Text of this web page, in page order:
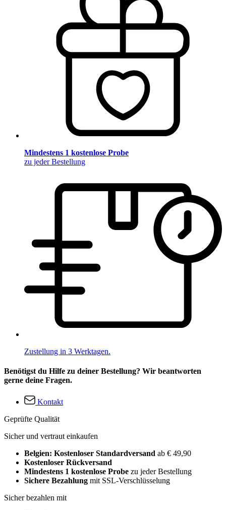
Mindestens 1 kostenlose Probe
zu jeder Bestellung
Zustellung in 3 Werktagen.
Benötigst du Hilfe zu deiner Bestellung? Wir beantworten
gerne deine Fragen.
Kontakt
Geprüfte Qualität
Sicher und vertraut einkaufen
Belgien: Kostenloser Standardversand ab € 49,90
Kostenloser Rückversand
Mindestens 1 kostenlose Probe zu jeder Bestellung
Sichere Bezahlung mit SSL-Verschlüsselung
Sicher bezahlen mit